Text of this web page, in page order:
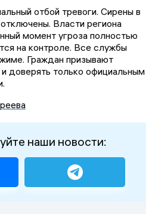
отбой тревоги. Сирены в
Власти региона
момент угроза полностью
на контроле. Все службы
Граждан призывают
доверять только официальным
наши новости: